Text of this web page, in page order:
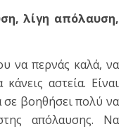
λίγη απόλαυση,
να περνάς καλά, να
αστεία. Είναι
σε βοηθήσει πολύ να
απόλαυσης. Να